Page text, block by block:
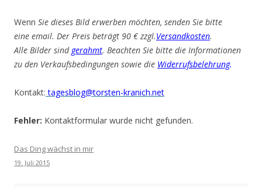
Wenn Sie dieses Bild erwerben möchten, senden Sie bitte
eine email. Der Preis beträgt 90 € zzgl.Versandkosten.
Alle Bilder sind gerahmt. Beachten Sie bitte die Informationen
zu den Verkaufsbedingungen sowie die Widerrufsbelehrung.
Kontakt: tagesblog@torsten-kranich.net
Fehler: Kontaktformular wurde nicht gefunden.
Das Ding wächst in mir
19. Juli 2015